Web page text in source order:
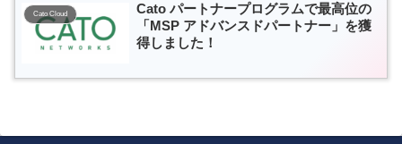
Cato Cloud
Cato パートナープログラムで最高位の
「MSP アドバンスドパートナー」を獲
得しました！